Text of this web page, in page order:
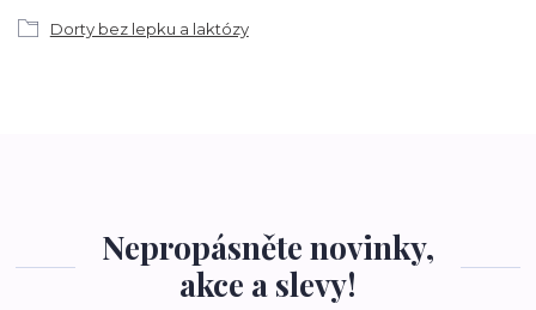
Dorty bez lepku a laktózy
Nepropásněte novinky,
akce a slevy!